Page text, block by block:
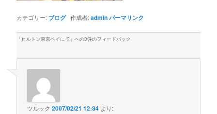
カテゴリー: ブログ作成者:adminパーマリンク
「 ヒルトン東京ベイにて 」への3件のフィードバック
ツルック 2007/02/21 12:34 より: